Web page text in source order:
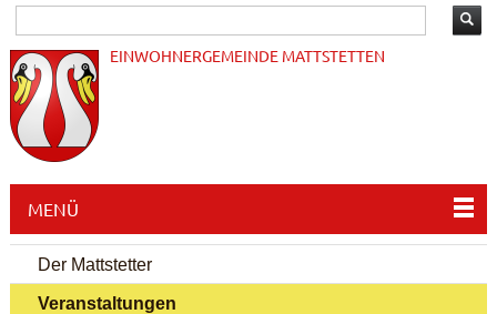
EINWOHNERGEMEINDE MATTSTETTEN
MENÜ
Der Mattstetter
Veranstaltungen